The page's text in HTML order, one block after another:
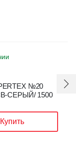
№20
БОРДОВЫЙ/
Купить